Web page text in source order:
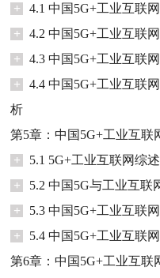
+
4.1 中国5G+工业互联
+
4.2 中国5G+工业互联
+
4.3 中国5G+工业互联
+
4.4 中国5G+工业互联
析
第5章：中国5G+工业互
+
5.1 5G+工业互联网综述
+
5.2 中国5G与工业互联
+
5.3 中国5G+工业互联
+
5.4 中国5G+工业互联
第6章：中国5G+工业互联